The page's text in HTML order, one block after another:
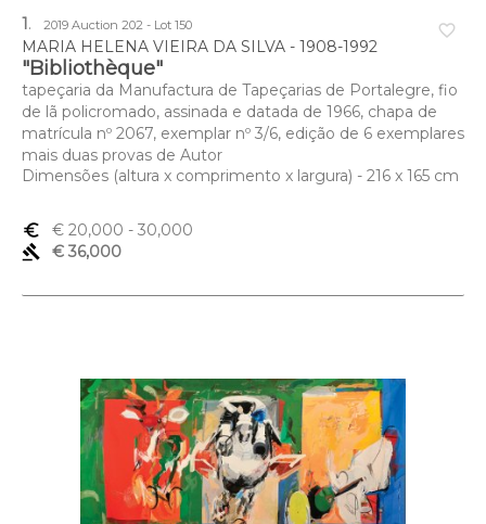
favorite_border
1. 2019 Auction 202 - Lot 150
MARIA HELENA VIEIRA DA SILVA - 1908-1992
"Bibliothèque"
tapeçaria da Manufactura de Tapeçarias de Portalegre, fio
de lã policromado, assinada e datada de 1966, chapa de
matrícula nº 2067, exemplar nº 3/6, edição de 6 exemplares
mais duas provas de Autor
Dimensões (altura x comprimento x largura) - 216 x 165 cm
euro_symbol € 20,000 - 30,000
gavel
€ 36,000